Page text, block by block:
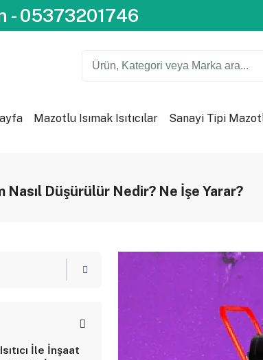
- 05373201746
Mazotlu Isımak Isıtıcılar Sanayi Tipi
Nasıl Düşürülür Nedir? Ne İşe Yarar?
İle İnşaat